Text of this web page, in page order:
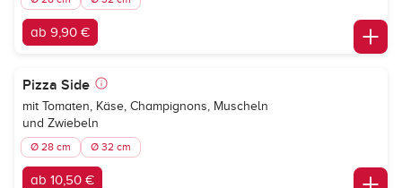
ab 9,90 €
Pizza Side
mit Tomaten, Käse, Champignons, Muscheln
und Zwiebeln
Ø 28 cm Ø 32 cm
ab 10,50 €